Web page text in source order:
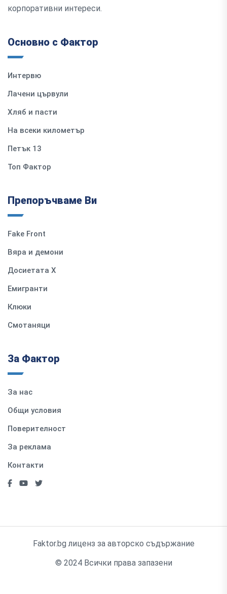
корпоративни интереси.
Основно с Фактор
Интервю
Лачени цървули
Хляб и пасти
На всеки километър
Петък 13
Топ Фактор
Препоръчваме Ви
Fake Front
Вяра и демони
Досиетата Х
Емигранти
Клюки
Смотаняци
За Фактор
За нас
Общи условия
Поверителност
За реклама
Контакти
Faktor.bg лиценз за авторско съдържание
© 2024 Всички права запазени